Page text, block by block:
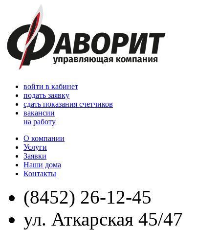
войти в кабинет
подать заявку
сдать показания счетчиков
вакансии
на работу
О компании
Услуги
Заявки
Наши дома
Контакты
(8452) 26-12-45
ул. Аткарская 45/47